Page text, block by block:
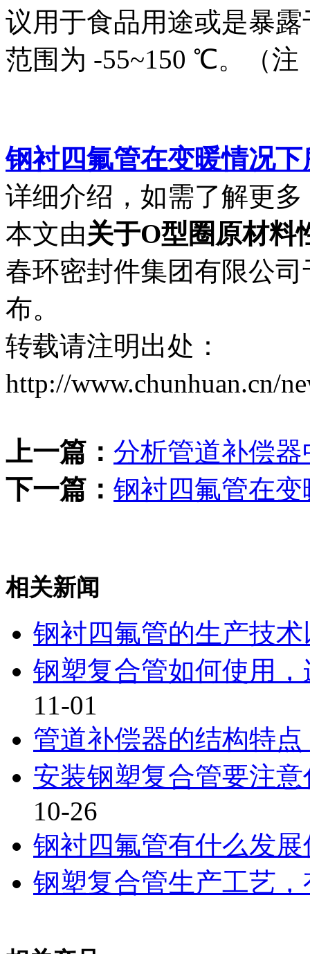
议用于食品用途或是暴
范围为 -55~150 ℃。（
钢衬四氟管在变暖情况
详细介绍，如需了解更
本文由关于O型圈原材料
春环密封件集团有限公司
布。
转载请注明出处：
http://www.chunhuan.cn/
上一篇： 分析管道补偿
下一篇： 钢衬四氟管在
相关新闻
钢衬四氟管的生产技
钢塑复合管如何使用
11-01
管道补偿器的结构特
安装钢塑复合管要注
10-26
钢衬四氟管有什么发
钢塑复合管生产工艺